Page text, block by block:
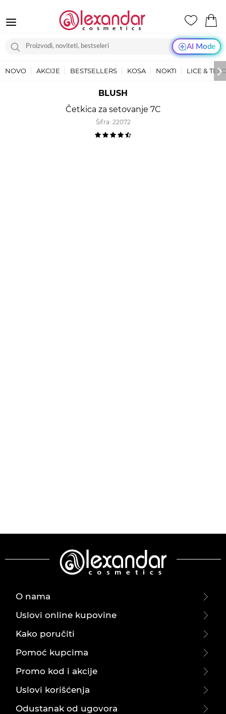
AI Mode
NOVO AKCIJE BESTSELLERS KOSA NOKTI LICE &
BLUSH
Četkica za setovanje 7C
Šifra: 22072
O nama
Uslovi online kupovine
Kako poručiti
Pomoć kupcima
Promo kod i akcije
Uslovi korišćenja
Odustanak od ugovora